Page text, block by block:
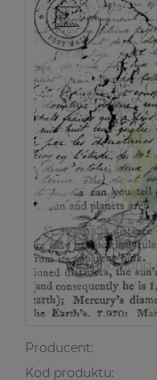
Producent:
Kod produktu: